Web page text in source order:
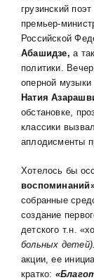
грузинский поэт
премьер-
Российской
Абашидзе,а
политики.
оперной музыки
Натия
обстановке,
классики
аплодисменты
Хотелось бы
собранные
создание
детского т.н.
больных детей).
акции, ее
кратко: